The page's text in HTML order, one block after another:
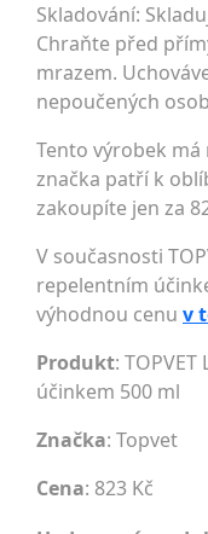
Skladování:
Chraňte před
mrazem.
nepoučených
Tento výrobek má
značka patří k
zakoupíte jen za
V současnosti
repelentním
výhodnou cenu v
Produkt:
účinkem 500 ml
Značka: Topvet
Cena: 823 Kč